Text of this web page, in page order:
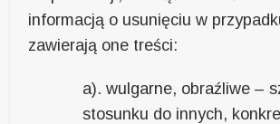
informacją o usunięciu w
zawierają one treści:
a). wulgarne, obraźliwe –
stosunku do innych,